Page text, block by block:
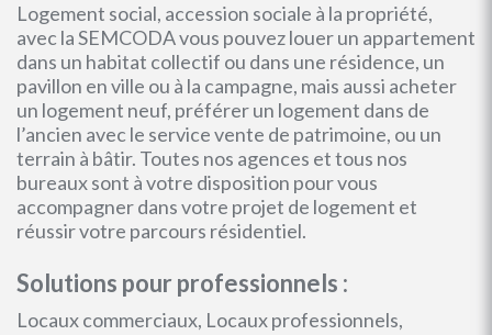
Logement social, accession sociale à la propriété,
avec la SEMCODA vous pouvez louer un appartement
dans un habitat collectif ou dans une résidence, un
pavillon en ville ou à la campagne, mais aussi acheter
un logement neuf, préférer un logement dans de
l’ancien avec le service vente de patrimoine, ou un
terrain à bâtir. Toutes nos agences et tous nos
bureaux sont à votre disposition pour vous
accompagner dans votre projet de logement et
réussir votre parcours résidentiel.
Solutions pour professionnels :
Locaux commerciaux, Locaux professionnels,